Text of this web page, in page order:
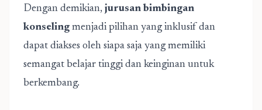
Dengan demikian, jurusan bimbingan
konseling menjadi pilihan yang inklusif dan
dapat diakses oleh siapa saja yang memiliki
semangat belajar tinggi dan keinginan untuk
berkembang.